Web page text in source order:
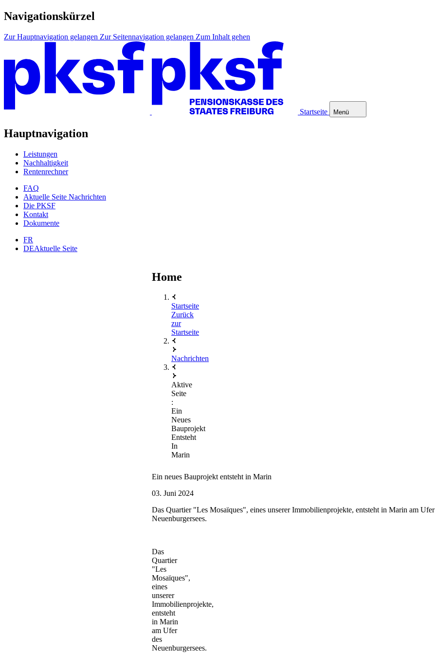
Navigationskürzel
Zur Hauptnavigation gelangen Zur Seitennavigation gelangen Zum Inhalt gehen
Startseite Menü
Hauptnavigation
Leistungen
Nachhaltigkeit
Rentenrechner
FAQ
Aktuelle Seite Nachrichten
Die PKSF
Kontakt
Dokumente
FR
DEAktuelle Seite
Home
Startseite
Zurück
zur
Startseite
Nachrichten
Aktive
Seite
:
Ein
Neues
Bauprojekt
Entsteht
In
Marin
Ein neues Bauprojekt entsteht in Marin
03. Juni 2024
Das Quartier "Les Mosaïques", eines unserer Immobilienprojekte, entsteht in Marin am Ufer
Neuenburgersees.
Das
Quartier
"Les
Mosaïques",
eines
unserer
Immobilienprojekte,
entsteht
in Marin
am Ufer
des
Neuenburgersees.